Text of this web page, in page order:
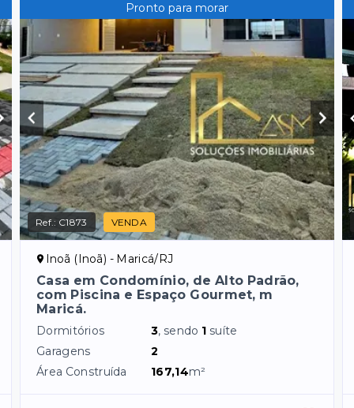
Pronto para morar
Ref.: C1873 VENDA
Inoã (Inoã) - Maricá/RJ
Casa em Condomínio, de Alto Padrão,
com Piscina e Espaço Gourmet, m
Maricá.
Dormitórios 3, sendo 1 suíte
Garagens
2
Área Construída
167,14m²